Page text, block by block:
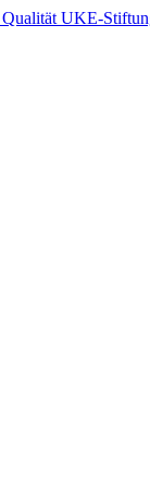
Qualität UKE-